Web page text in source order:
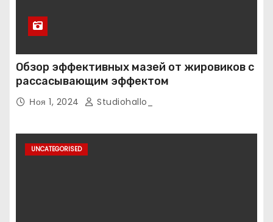
Обзор эффективных мазей от жировиков с
рассасывающим эффектом
Ноя 1, 2024 Studiohallo_
UNCATEGORISED